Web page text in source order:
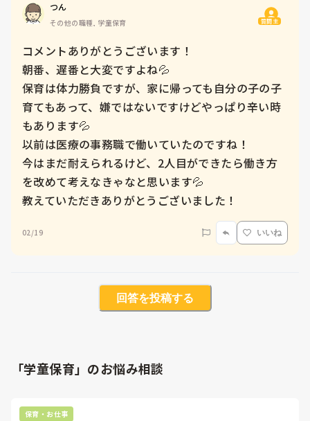
つん
その他の職種, 学童保育 質問主
コメントありがとうございます！
朝番、遅番と大変ですよね💦
保育は体力勝負ですが、家に帰っても自分の子の子
育てもあって、嫌ではないですけどやっぱり辛い時
もあります💦
以前は医療の事務職で働いていたのですね！
今はまだ耐えられるけど、2人目ができたら働き方
を改めて考えなきゃなと思います💦
教えていただきありがとうございました！
02/19 いいね
回答を投稿する
「学童保育」のお悩み相談
保育・お仕事